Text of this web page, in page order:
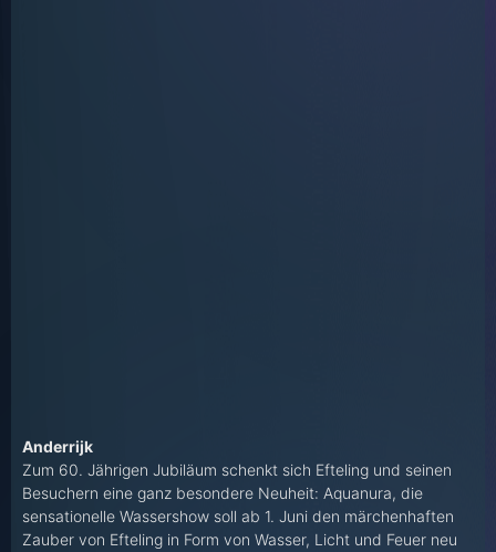
Anderrijk
Zum 60. Jährigen Jubiläum schenkt sich Efteling und seinen
Besuchern eine ganz besondere Neuheit: Aquanura, die
sensationelle Wassershow soll ab 1. Juni den märchenhaften
Zauber von Efteling in Form von Wasser, Licht und Feuer neu